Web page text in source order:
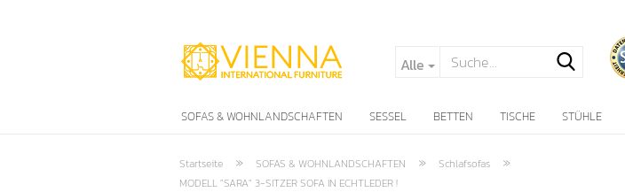
Alle
SOFAS & WOHNLANDSCHAFTEN SESSEL BETTEN TISCHE STÜHLE
Startseite » SOFAS & WOHNLANDSCHAFTEN » Schlafsofas »
MODELL "SARA" 3-SITZER SOFA IN ECHTLEDER !